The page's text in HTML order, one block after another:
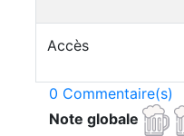
Accès
0 Commentaire(s)
Note globale